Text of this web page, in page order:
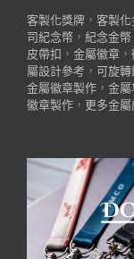
客製化獎牌 ， 客製
司紀念幣 ， 紀念金幣
皮帶扣 ， 金屬徽章 ，
屬設計參考 ， 可旋轉
金屬徽章製作 ， 金
徽章製作 ， 更多金